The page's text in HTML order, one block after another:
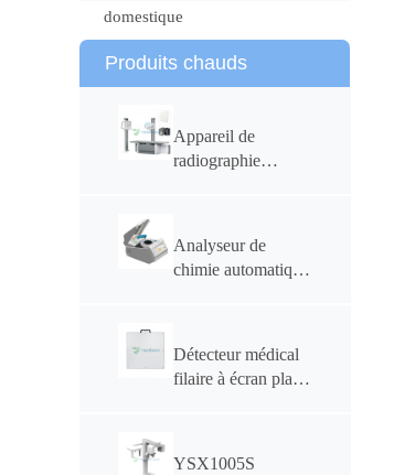
domestique
Produits chauds
Appareil de
radiographie
YSF50DR-B4
Analyseur de
chimie automatique
Détecteur médical
filaire à écran plat
YSX1005S